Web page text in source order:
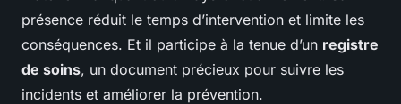
présence réduit le temps d’intervention et limite les
conséquences. Et il participe à la tenue d’un registre
de soins, un document précieux pour suivre les
incidents et améliorer la prévention.